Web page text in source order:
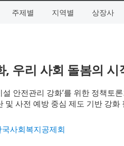
주제별 지역별 상장사
, 우리 사회 돌봄의 시
안전관리 강화’를 위한 정책토
및 사전 예방 중심 제도 기반 강화
국사회복지공제회